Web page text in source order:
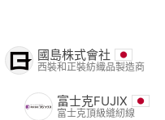
國島株式會社
西裝和正裝紡織品製造商
富士克FUJIX
富士克頂級縫紉線